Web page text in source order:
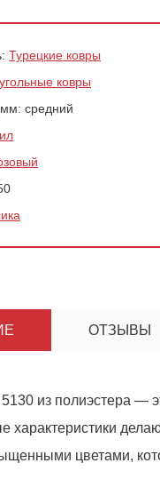
Турецкие ковры
ковры
мм: средний
ОТЗЫВЫ
из полиэстера —
характеристики
цветами,